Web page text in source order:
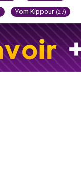
Yom Kippour (27)